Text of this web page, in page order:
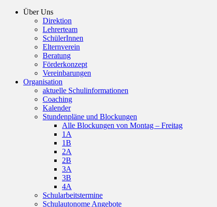
Über Uns
Direktion
Lehrerteam
SchülerInnen
Elternverein
Beratung
Förderkonzept
Vereinbarungen
Organisation
aktuelle Schulinformationen
Coaching
Kalender
Stundenpläne und Blockungen
Alle Blockungen von Montag – Freitag
1A
1B
2A
2B
3A
3B
4A
Schularbeitstermine
Schulautonome Angebote